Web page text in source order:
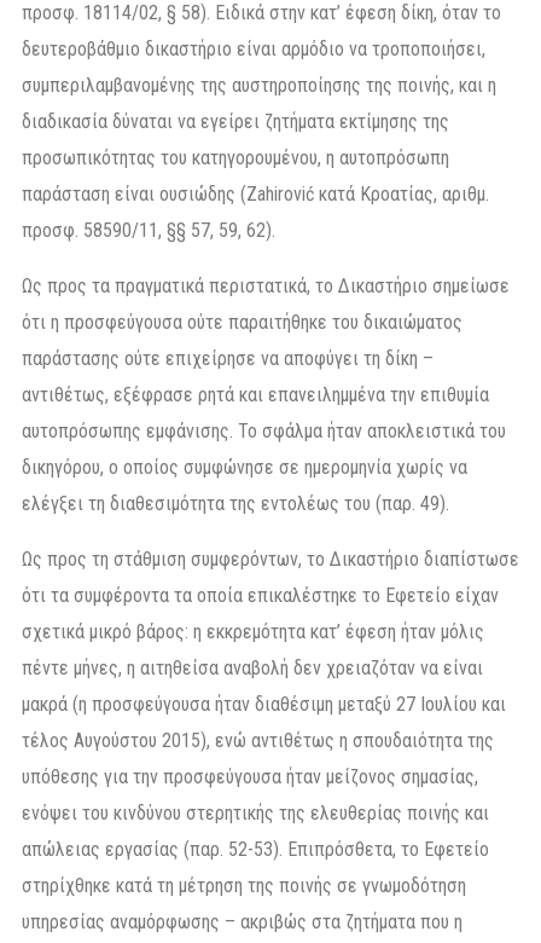
προσφ. 18114/02, § 58). Ειδικά στην κατ’ έφεση δίκη, όταν το
δευτεροβάθμιο δικαστήριο είναι αρμόδιο να τροποποιήσει,
συμπεριλαμβανομένης της αυστηροποίησης της ποινής, και η
διαδικασία δύναται να εγείρει ζητήματα εκτίμησης της
προσωπικότητας του κατηγορουμένου, η αυτοπρόσωπη
παράσταση είναι ουσιώδης (Zahirović κατά Κροατίας, αριθμ.
προσφ. 58590/11, §§ 57, 59, 62).
Ως προς τα πραγματικά περιστατικά, το Δικαστήριο σημείωσε
ότι η προσφεύγουσα ούτε παραιτήθηκε του δικαιώματος
παράστασης ούτε επιχείρησε να αποφύγει τη δίκη –
αντιθέτως, εξέφρασε ρητά και επανειλημμένα την επιθυμία
αυτοπρόσωπης εμφάνισης. Το σφάλμα ήταν αποκλειστικά του
δικηγόρου, ο οποίος συμφώνησε σε ημερομηνία χωρίς να
ελέγξει τη διαθεσιμότητα της εντολέως του (παρ. 49).
Ως προς τη στάθμιση συμφερόντων, το Δικαστήριο διαπίστωσε
ότι τα συμφέροντα τα οποία επικαλέστηκε το Εφετείο είχαν
σχετικά μικρό βάρος: η εκκρεμότητα κατ’ έφεση ήταν μόλις
πέντε μήνες, η αιτηθείσα αναβολή δεν χρειαζόταν να είναι
μακρά (η προσφεύγουσα ήταν διαθέσιμη μεταξύ 27 Ιουλίου και
τέλος Αυγούστου 2015), ενώ αντιθέτως η σπουδαιότητα της
υπόθεσης για την προσφεύγουσα ήταν μείζονος σημασίας,
ενόψει του κινδύνου στερητικής της ελευθερίας ποινής και
απώλειας εργασίας (παρ. 52-53). Επιπρόσθετα, το Εφετείο
στηρίχθηκε κατά τη μέτρηση της ποινής σε γνωμοδότηση
υπηρεσίας αναμόρφωσης – ακριβώς στα ζητήματα που η